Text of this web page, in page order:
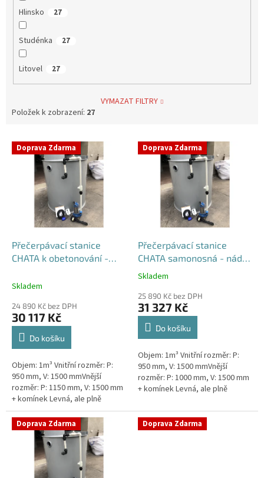
Hlinsko 27
Studénka 27
Litovel 27
VYMAZAT FILTRY
Položek k zobrazení: 27
V Doprava Zdarma
Přečerpávací stanice
CHATA k obetonování -
Skladem
24 890 Kč bez DPH
30 117 Kč
Do košíku
Objem: 1m³ Vnitřní rozměr: P:
950 mm, V: 1500 mmVnější
rozměr: P: 1150 mm, V: 1500 mm
+ komínek Levná, ale plně
funkční přečerpávací stanice
určená k chatám, zahradám,
sklepům,...
Doprava Zdarma
Přečerpávací stanice
CHATA samonosná - nádrž
1m3
Průměrné
produktu
je
5,0
hvězdiček.
Skladem
25 890 Kč bez DPH
31 327 Kč
Do košíku
Objem: 1m³ Vnitřní rozměr: P:
950 mm, V: 1500 mmVnější
rozměr: P: 1000 mm, V: 1500 mm
+ komínek Levná, ale plně
určená k chatám, zahradám,
sklepům,...
Doprava Zdarma Doprava Zdarma